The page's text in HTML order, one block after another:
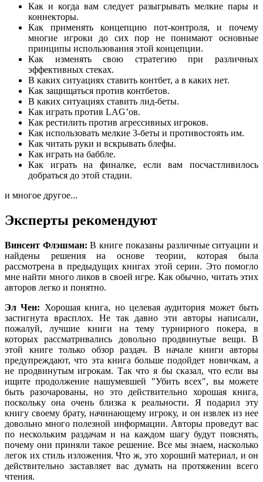
Как и когда вам следует разыгрывать мелкие пары и
коннекторы.
Как применять концепцию пот-контроля, и почему
многие игроки до сих пор не понимают основные
принципы использования этой концепции.
Как изменять свою стратегию при различных
эффективных стеках.
В каких ситуациях ставить контбет, а в каких нет.
Как защищаться против контбетов.
В каких ситуациях ставить лид-беты.
Как играть против LAG’ов.
Как рестилить против агрессивных игроков.
Как использовать мелкие 3-беты и противостоять им.
Как читать руки и вскрывать блефы.
Как играть на баббле.
Как играть на финалке, если вам посчастливилось
добраться до этой стадии.
и многое другое...
Эксперты рекомендуют
Винсент Флэшман:В книге показаны различные ситуации и
найдены решения на основе теории, которая была
рассмотрена в предыдущих книгах этой серии. Это помогло
мне найти много ликов в своей игре. Как обычно, читать этих
авторов легко и понятно.
Эл Чен: Хорошая книга, но целевая аудитория может быть
застигнута врасплох. Не так давно эти авторы написали,
пожалуй, лучшие книги на тему турнирного покера, в
которых рассматривались довольно продвинутые вещи. В
этой книге только обзор раздач. В начале книги авторы
предупреждают, что эта книга больше подойдет новичкам, а
не продвинутым игрокам. Так что я бы сказал, что если вы
ищите продолжение нашумевшей "Убить всех", вы можете
быть разочарованы, но это действительно хорошая книга,
поскольку она очень близка к реальности. Я подарил эту
книгу своему брату, начинающему игроку, и он извлек из нее
довольно много полезной информации. Авторы проведут вас
по нескольким раздачам и на каждом шагу будут пояснять,
почему они приняли такое решение. Все мы знаем, насколько
легок их стиль изложения. Что ж, это хороший материал, и он
действительно заставляет вас думать на протяжении всего
чтения.